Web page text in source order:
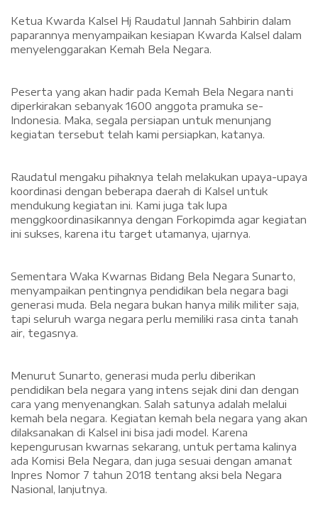
Ketua Kwarda Kalsel Hj Raudatul Jannah Sahbirin dalam
paparannya menyampaikan kesiapan Kwarda Kalsel dalam
menyelenggarakan Kemah Bela Negara.
Peserta yang akan hadir pada Kemah Bela Negara nanti
diperkirakan sebanyak 1600 anggota pramuka se-
Indonesia. Maka, segala persiapan untuk menunjang
kegiatan tersebut telah kami persiapkan, katanya.
Raudatul mengaku pihaknya telah melakukan upaya-upaya
koordinasi dengan beberapa daerah di Kalsel untuk
mendukung kegiatan ini. Kami juga tak lupa
menggkoordinasikannya dengan Forkopimda agar kegiatan
ini sukses, karena itu target utamanya, ujarnya.
Sementara Waka Kwarnas Bidang Bela Negara Sunarto,
menyampaikan pentingnya pendidikan bela negara bagi
generasi muda. Bela negara bukan hanya milik militer saja,
tapi seluruh warga negara perlu memiliki rasa cinta tanah
air, tegasnya.
Menurut Sunarto, generasi muda perlu diberikan
pendidikan bela negara yang intens sejak dini dan dengan
cara yang menyenangkan. Salah satunya adalah melalui
kemah bela negara. Kegiatan kemah bela negara yang akan
dilaksanakan di Kalsel ini bisa jadi model. Karena
kepengurusan kwarnas sekarang, untuk pertama kalinya
ada Komisi Bela Negara, dan juga sesuai dengan amanat
Inpres Nomor 7 tahun 2018 tentang aksi bela Negara
Nasional, lanjutnya.